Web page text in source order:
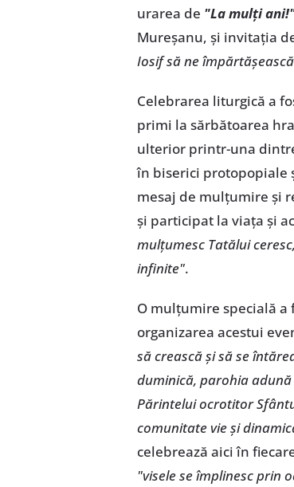
urarea de "La mulți
Mureșanu, și invitația
Iosif să ne
Celebrarea liturgică a
primi la sărbătoarea
ulterior printr-una
în biserici protopopiale
mesaj de mulțumire și
și participat la viața și
mulțumesc Tatălui
infinite".
O mulțumire specială
organizarea acestui
să crească și să se
duminică, parohia
Părintelui ocrotitor
comunitate vie și
celebrează aici în
"visele se împlinesc prin